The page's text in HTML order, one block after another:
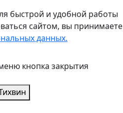
быстрой и удобной работы
сайтом, вы принимаете
данных.